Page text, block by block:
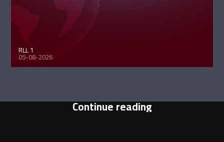
RLL 1
05-08-2026
Continue reading